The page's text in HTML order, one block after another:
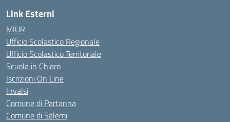
Link Esterni
MIUR
Ufficio Scolastico Regionale
Ufficio Scolastico Territoriale
Scuola in Chiaro
Iscrizioni On Line
Invalsi
Comune di Partanna
Comune di Salemi